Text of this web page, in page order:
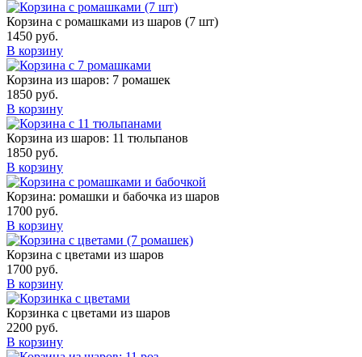
Корзина с ромашками из шаров (7 шт)
1450 руб.
В корзину
Корзина из шаров: 7 ромашек
1850 руб.
В корзину
Корзина из шаров: 11 тюльпанов
1850 руб.
В корзину
Корзина: ромашки и бабочка из шаров
1700 руб.
В корзину
Корзина с цветами из шаров
1700 руб.
В корзину
Корзинка с цветами из шаров
2200 руб.
В корзину